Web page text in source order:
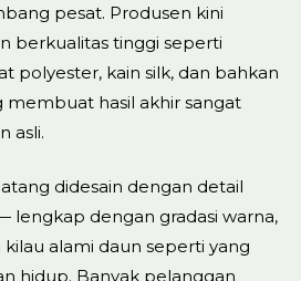
pesat. Produsen kini
berkualitas tinggi seperti
polyester, kain silk, dan bahkan
membuat hasil akhir sangat
asli.
didesain dengan detail
lengkap dengan gradasi warna,
alami daun seperti yang
hidup. Banyak pelanggan